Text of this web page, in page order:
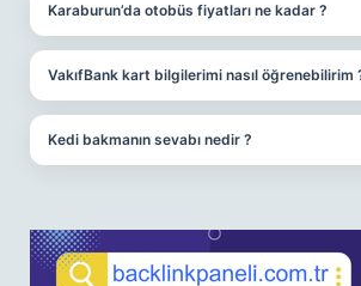
Karaburun’da otobüs fiyatları ne kadar ?
VakıfBank kart bilgilerimi nasıl öğrenebilirim
Kedi bakmanın sevabı nedir ?